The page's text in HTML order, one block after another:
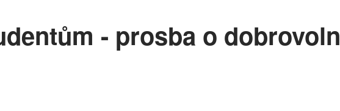
- prosba o